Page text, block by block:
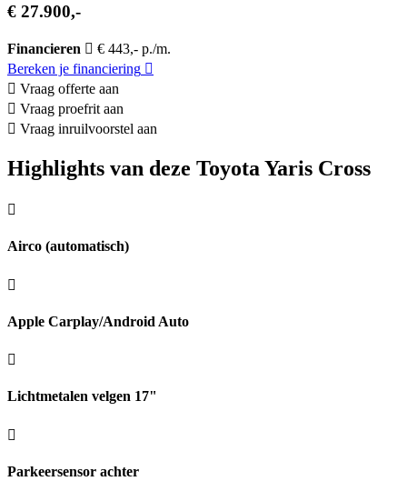
€ 27.900,-
Financieren
€ 443,- p./m.
Bereken je financiering
Vraag offerte aan
Vraag proefrit aan
Vraag inruilvoorstel aan
Highlights van deze Toyota Yaris Cross
Airco (automatisch)
Apple Carplay/Android Auto
Lichtmetalen velgen 17"
Parkeersensor achter